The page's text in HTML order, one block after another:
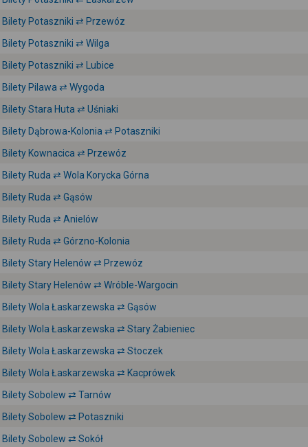
Bilety Potaszniki ⇄ Przewóz
Bilety Potaszniki ⇄ Wilga
Bilety Potaszniki ⇄ Lubice
Bilety Pilawa ⇄ Wygoda
Bilety Stara Huta ⇄ Uśniaki
Bilety Dąbrowa-Kolonia ⇄ Potaszniki
Bilety Kownacica ⇄ Przewóz
Bilety Ruda ⇄ Wola Korycka Górna
Bilety Ruda ⇄ Gąsów
Bilety Ruda ⇄ Anielów
Bilety Ruda ⇄ Górzno-Kolonia
Bilety Stary Helenów ⇄ Przewóz
Bilety Stary Helenów ⇄ Wróble-Wargocin
Bilety Wola Łaskarzewska ⇄ Gąsów
Bilety Wola Łaskarzewska ⇄ Stary Żabieniec
Bilety Wola Łaskarzewska ⇄ Stoczek
Bilety Wola Łaskarzewska ⇄ Kacprówek
Bilety Sobolew ⇄ Tarnów
Bilety Sobolew ⇄ Potaszniki
Bilety Sobolew ⇄ Sokół